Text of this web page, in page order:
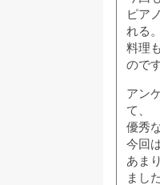
ピア
れる。
料理
のです
アン
て、
優秀
今回
あま
まし